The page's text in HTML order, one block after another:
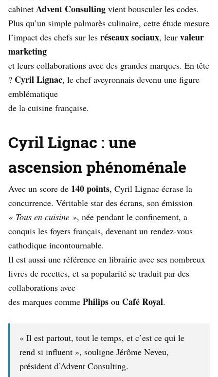
cabinet Advent Consulting vient bousculer les codes.
Plus qu’un simple palmarès culinaire, cette étude mesure
l’impact des chefs sur les réseaux sociaux, leur valeur
marketing
et leurs collaborations avec des grandes marques. En tête
? Cyril Lignac, le chef aveyronnais devenu une figure
emblématique
de la cuisine française.
Cyril Lignac : une
ascension phénoménale
Avec un score de 140 points, Cyril Lignac écrase la
concurrence. Véritable star des écrans, son émission
« Tous en cuisine », née pendant le confinement, a
conquis les foyers français, devenant un rendez-vous
cathodique incontournable.
Il est aussi une référence en librairie avec ses nombreux
livres de recettes, et sa popularité se traduit par des
collaborations avec
des marques comme Philips ou Café Royal.
« Il est partout, tout le temps, et c’est ce qui le
rend si influent », souligne Jérôme Neveu,
président d’Advent Consulting.